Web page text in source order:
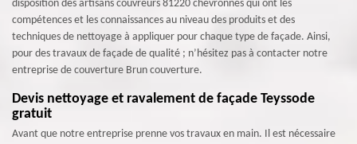
disposition des artisans couvreurs 81220 chevronnés qui ont les
compétences et les connaissances au niveau des produits et des
techniques de nettoyage à appliquer pour chaque type de façade. Ainsi,
pour des travaux de façade de qualité ; n’hésitez pas à contacter notre
entreprise de couverture Brun couverture.
Devis nettoyage et ravalement de façade Teyssode
gratuit
Avant que notre entreprise prenne vos travaux en main. Il est nécessaire